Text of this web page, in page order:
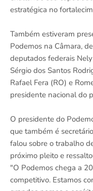
estratégica no
Também estiveram
Podemos na Câmara,
deputados federais
Sérgio dos Santos
Rafael Fera (RO) e
presidente nacional do
O presidente do
que também é
falou sobre o trabalho
próximo pleito e
"O Podemos chega a
competitivo. Estamos